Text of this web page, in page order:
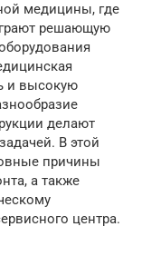
медицины, где
решающую
и высокую
делают
В этой
причины
а также
центра.